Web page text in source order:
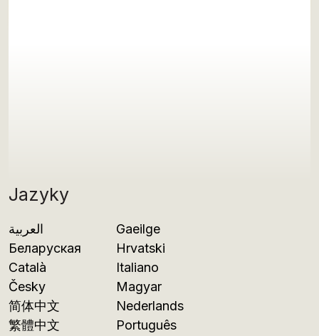
Jazyky
العربية
Беларуская
Català
Česky
简体中文
繁體中文
Gaeilge
Hrvatski
Italiano
Magyar
Nederlands
Português